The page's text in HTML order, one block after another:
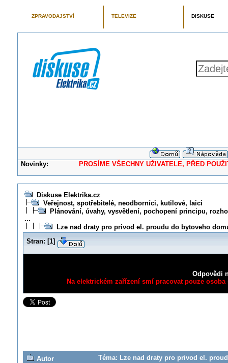
ZPRAVODAJSTVÍ TELEVIZE DISKUSE
Novinky: PROSÍME VŠECHNY UŽIVATELE, PŘED
Diskuse Elektrika.cz
Veřejnost, spotřebitelé, neodborníci, kutilové, laici
Plánování, úvahy, vysvětlení, pochopení principu,
...
Lze nad draty pro privod el. proudu do bytoveho
Stran: [1]
Odpovědi
Na elektrickém zařízení smí pracovat pouze
Autor
Téma: Lze nad draty pro privod el.